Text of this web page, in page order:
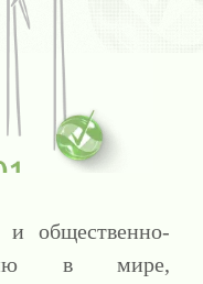
и общественно-
в мире,